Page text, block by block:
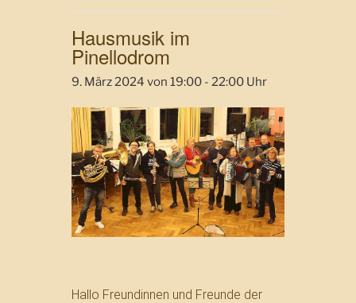
Hausmusik im
Pinellodrom
9. März 2024 von 19:00 - 22:00
Hallo Freundinnen und Freunde der